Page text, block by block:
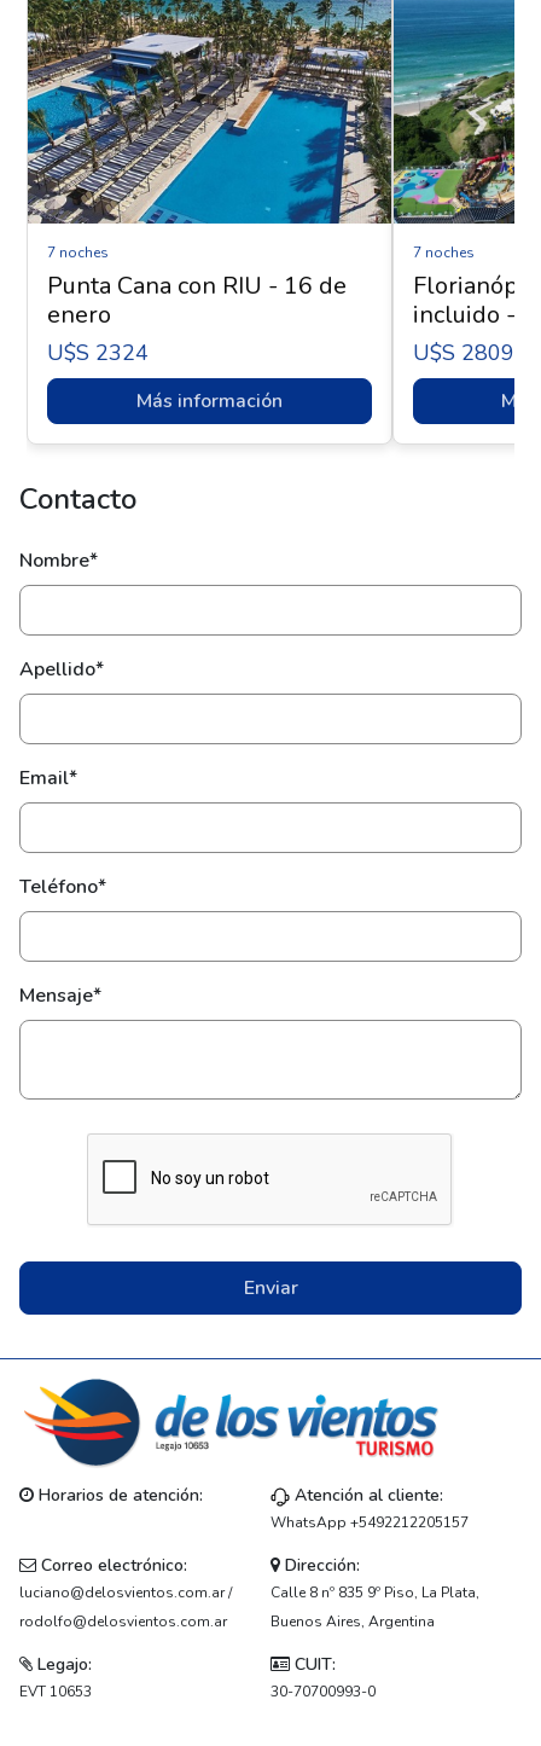
7 noches
Punta Cana con RIU - 16 de
enero
U$s 2324
Más información
7 noches
incluido -
U$s 2809
Contacto
Nombre*
Apellido*
Email*
Teléfono*
Mensaje*
Enviar
Horarios de atención: Atención al cliente:
WhatsApp +5492212205157
Correo electrónico:
luciano@delosvientos.com.ar /
rodolfo@delosvientos.com.ar
Dirección:
Calle 8 nº 835 9º Piso, La Plata,
Buenos Aires, Argentina
Legajo:
EVT 10653
CUIT:
30-70700993-0